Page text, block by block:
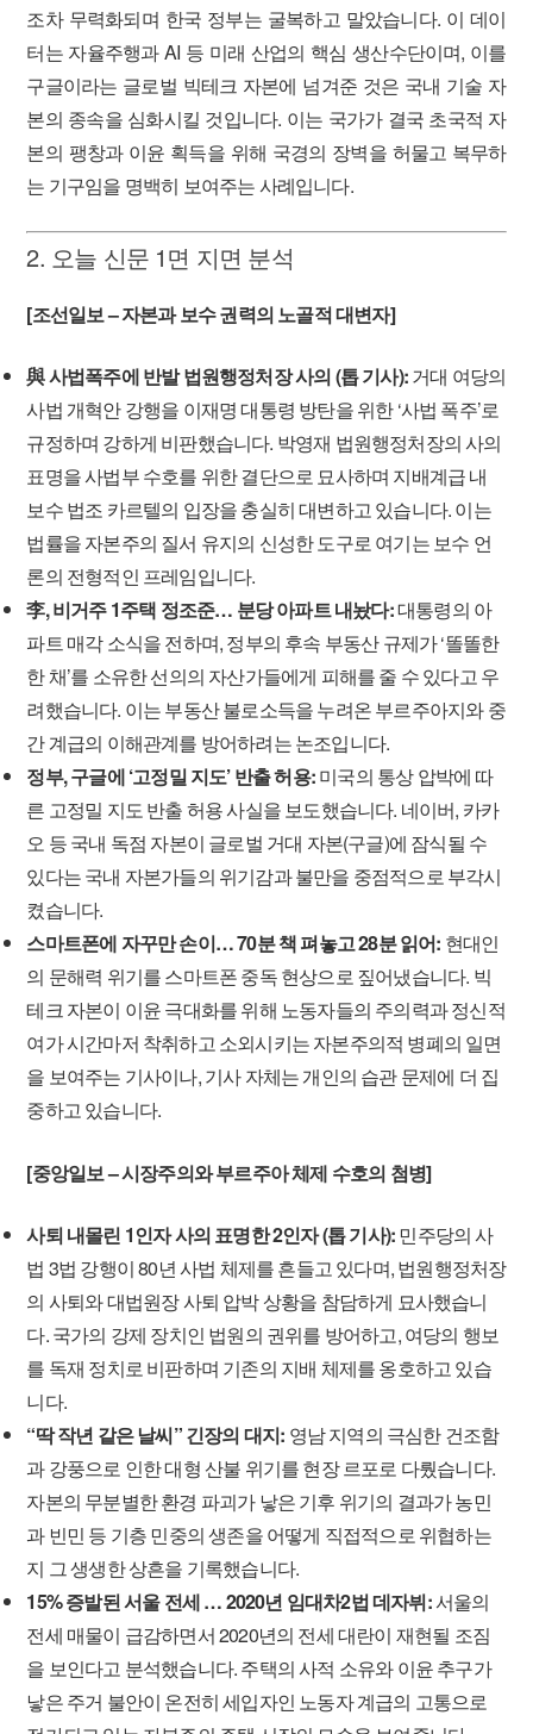
조차 무력화되며 한국 정부는 굴복하고 말았습니다. 이 데이
터는 자율주행과 AI 등 미래 산업의 핵심 생산수단이며, 이를
구글이라는 글로벌 빅테크 자본에 넘겨준 것은 국내 기술 자
본의 종속을 심화시킬 것입니다. 이는 국가가 결국 초국적 자
본의 팽창과 이윤 획득을 위해 국경의 장벽을 허물고 복무하
는 기구임을 명백히 보여주는 사례입니다.
2. 오늘 신문 1면 지면 분석
[조선일보 – 자본과 보수 권력의 노골적 대변자]
與 사법폭주에 반발 법원행정처장 사의 (톱 기사):거대 여당의
사법 개혁안 강행을 이재명 대통령 방탄을 위한 ‘사법 폭주’로
규정하며 강하게 비판했습니다. 박영재 법원행정처장의 사의
표명을 사법부 수호를 위한 결단으로 묘사하며 지배계급 내
보수 법조 카르텔의 입장을 충실히 대변하고 있습니다. 이는
법률을 자본주의 질서 유지의 신성한 도구로 여기는 보수 언
론의 전형적인 프레임입니다.
李, 비거주 1주택 정조준… 분당 아파트 내놨다:대통령의 아
파트 매각 소식을 전하며, 정부의 후속 부동산 규제가 ‘똘똘한
한 채’를 소유한 선의의 자산가들에게 피해를 줄 수 있다고 우
려했습니다. 이는 부동산 불로소득을 누려온 부르주아지와 중
간 계급의 이해관계를 방어하려는 논조입니다.
정부, 구글에 ‘고정밀 지도’ 반출 허용:미국의 통상 압박에 따
른 고정밀 지도 반출 허용 사실을 보도했습니다. 네이버, 카카
오 등 국내 독점 자본이 글로벌 거대 자본(구글)에 잠식될 수
있다는 국내 자본가들의 위기감과 불만을 중점적으로 부각시
켰습니다.
스마트폰에 자꾸만 손이… 70분 책 펴놓고 28분 읽어: 현대인
의 문해력 위기를 스마트폰 중독 현상으로 짚어냈습니다. 빅
테크 자본이 이윤 극대화를 위해 노동자들의 주의력과 정신적
여가 시간마저 착취하고 소외시키는 자본주의적 병폐의 일면
을 보여주는 기사이나, 기사 자체는 개인의 습관 문제에 더 집
중하고 있습니다.
[중앙일보 – 시장주의와 부르주아 체제 수호의 첨병]
사퇴 내몰린 1인자 사의 표명한 2인자 (톱 기사): 민주당의 사
법 3법 강행이 80년 사법 체제를 흔들고 있다며, 법원행정처장
의 사퇴와 대법원장 사퇴 압박 상황을 참담하게 묘사했습니
다. 국가의 강제 장치인 법원의 권위를 방어하고, 여당의 행보
를 독재 정치로 비판하며 기존의 지배 체제를 옹호하고 있습
니다.
“딱 작년 같은 날씨” 긴장의 대지: 영남 지역의 극심한 건조함
과 강풍으로 인한 대형 산불 위기를 현장 르포로 다뤘습니다.
자본의 무분별한 환경 파괴가 낳은 기후 위기의 결과가 농민
과 빈민 등 기층 민중의 생존을 어떻게 직접적으로 위협하는
지 그 생생한 상흔을 기록했습니다.
15% 증발된 서울 전세 … 2020년 임대차2법 데자뷔:서울의
전세 매물이 급감하면서 2020년의 전세 대란이 재현될 조짐
을 보인다고 분석했습니다. 주택의 사적 소유와 이윤 추구가
낳은 주거 불안이 온전히 세입자인 노동자 계급의 고통으로